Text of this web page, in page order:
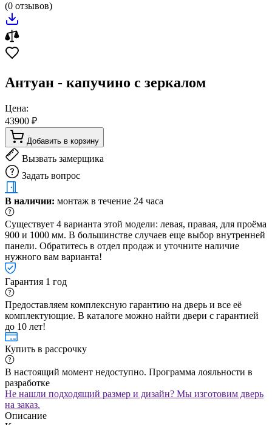
(0 отзывов)
Антуан - капучино с зеркалом
Цена:
43900 ₽
Добавить в корзину
Вызвать замерщика
Задать вопрос
В наличии: монтаж в течение 24 часа
Существует 4 варианта этой модели: левая, правая, для проёма
900 и 1000 мм. В большинстве случаев еще выбор внутренней
панели. Обратитесь в отдел продаж и уточните наличие
нужного вам варианта!
Гарантия 1 год
Предоставляем комплексную гарантию на дверь и все её
комплектующие. В каталоге можно найти двери с гарантией
до 10 лет!
Купить в рассрочку
В настоящий момент недоступно. Программа лояльности в
разработке
Не нашли подходящий размер и дизайн? Мы изготовим дверь
на заказ.
Описание